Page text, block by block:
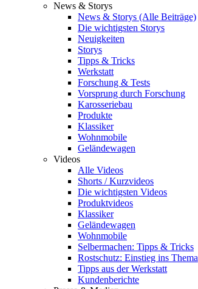
News & Storys
News & Storys (Alle Beiträge)
Die wichtigsten Storys
Neuigkeiten
Storys
Tipps & Tricks
Werkstatt
Forschung & Tests
Vorsprung durch Forschung
Karosseriebau
Produkte
Klassiker
Wohnmobile
Geländewagen
Videos
Alle Videos
Shorts / Kurzvideos
Die wichtigsten Videos
Produktvideos
Klassiker
Geländewagen
Wohnmobile
Selbermachen: Tipps & Tricks
Rostschutz: Einstieg ins Thema
Tipps aus der Werkstatt
Kundenberichte